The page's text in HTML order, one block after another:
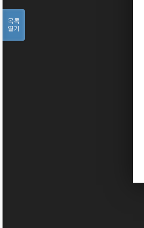
목록
열기